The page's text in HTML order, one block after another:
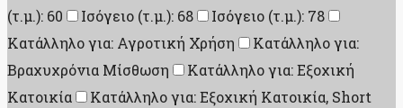
(τ.μ.): 60
Ισόγειο (τ.μ.): 68
Ισόγειο (τ.μ.): 78
Κατάλληλο για: Αγροτική Χρήση
Κατάλληλο για:
Βραχυχρόνια Μίσθωση
Κατάλληλο για: Εξοχική
Κατοικία
Κατάλληλο για: Εξοχική Κατοικία, Short